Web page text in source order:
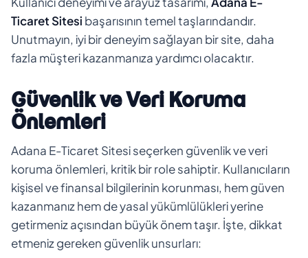
Ticaret Sitesi başarısının temel taşlarındandır.
Unutmayın, iyi bir deneyim sağlayan bir site, daha
fazla müşteri kazanmanıza yardımcı olacaktır.
Güvenlik ve Veri Koruma
Önlemleri
Adana E-Ticaret Sitesi seçerken güvenlik ve veri
koruma önlemleri, kritik bir role sahiptir. Kullanıcıların
kişisel ve finansal bilgilerinin korunması, hem güven
kazanmanız hem de yasal yükümlülükleri yerine
getirmeniz açısından büyük önem taşır. İşte, dikkat
etmeniz gereken güvenlik unsurları: